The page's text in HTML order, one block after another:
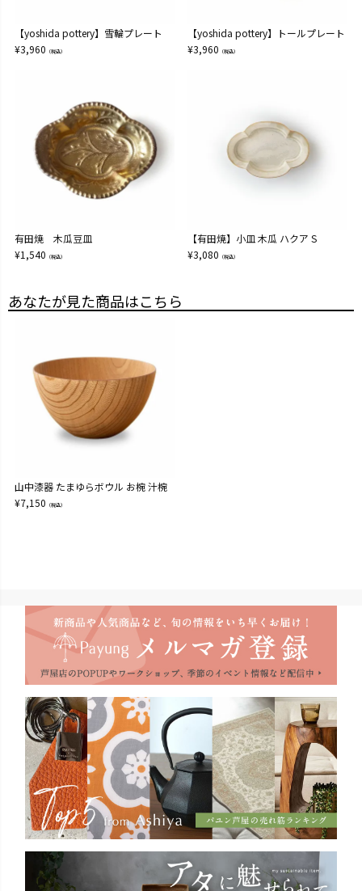
【yoshida pottery】雪輪プレート
¥3,960 （税込）
【yoshida pottery】トールプレート
¥3,960 （税込）
有田焼 木瓜豆皿
¥1,540 （税込）
【有田焼】小皿 木瓜 ハクア S
¥3,080 （税込）
あなたが見た商品はこちら
山中漆器 たまゆらボウル お椀 汁椀
¥7,150 （税込）